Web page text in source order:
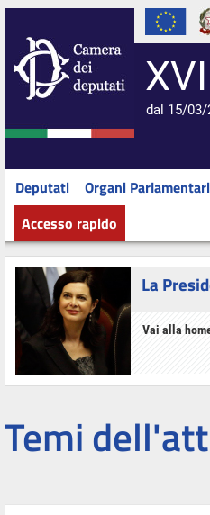
dal 15/03/
Deputati Organi Parlamentari
Accesso rapido
La
Vai alla
Temi